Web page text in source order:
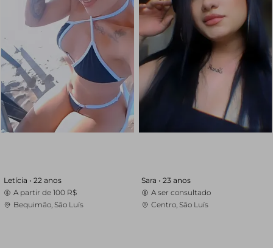
Letícia • 22 anos
A partir de 100 R$
Bequimão, São Luís
Sara • 23 anos
A ser consultado
Centro, São Luís